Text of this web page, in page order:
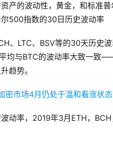
产的波动性，黄金，和标准
500指数的30日历史波动率
、LTC、BSV等的30天历史
均与BTC的波动率大致一致
趋势。
动率，2019年3月ETH，